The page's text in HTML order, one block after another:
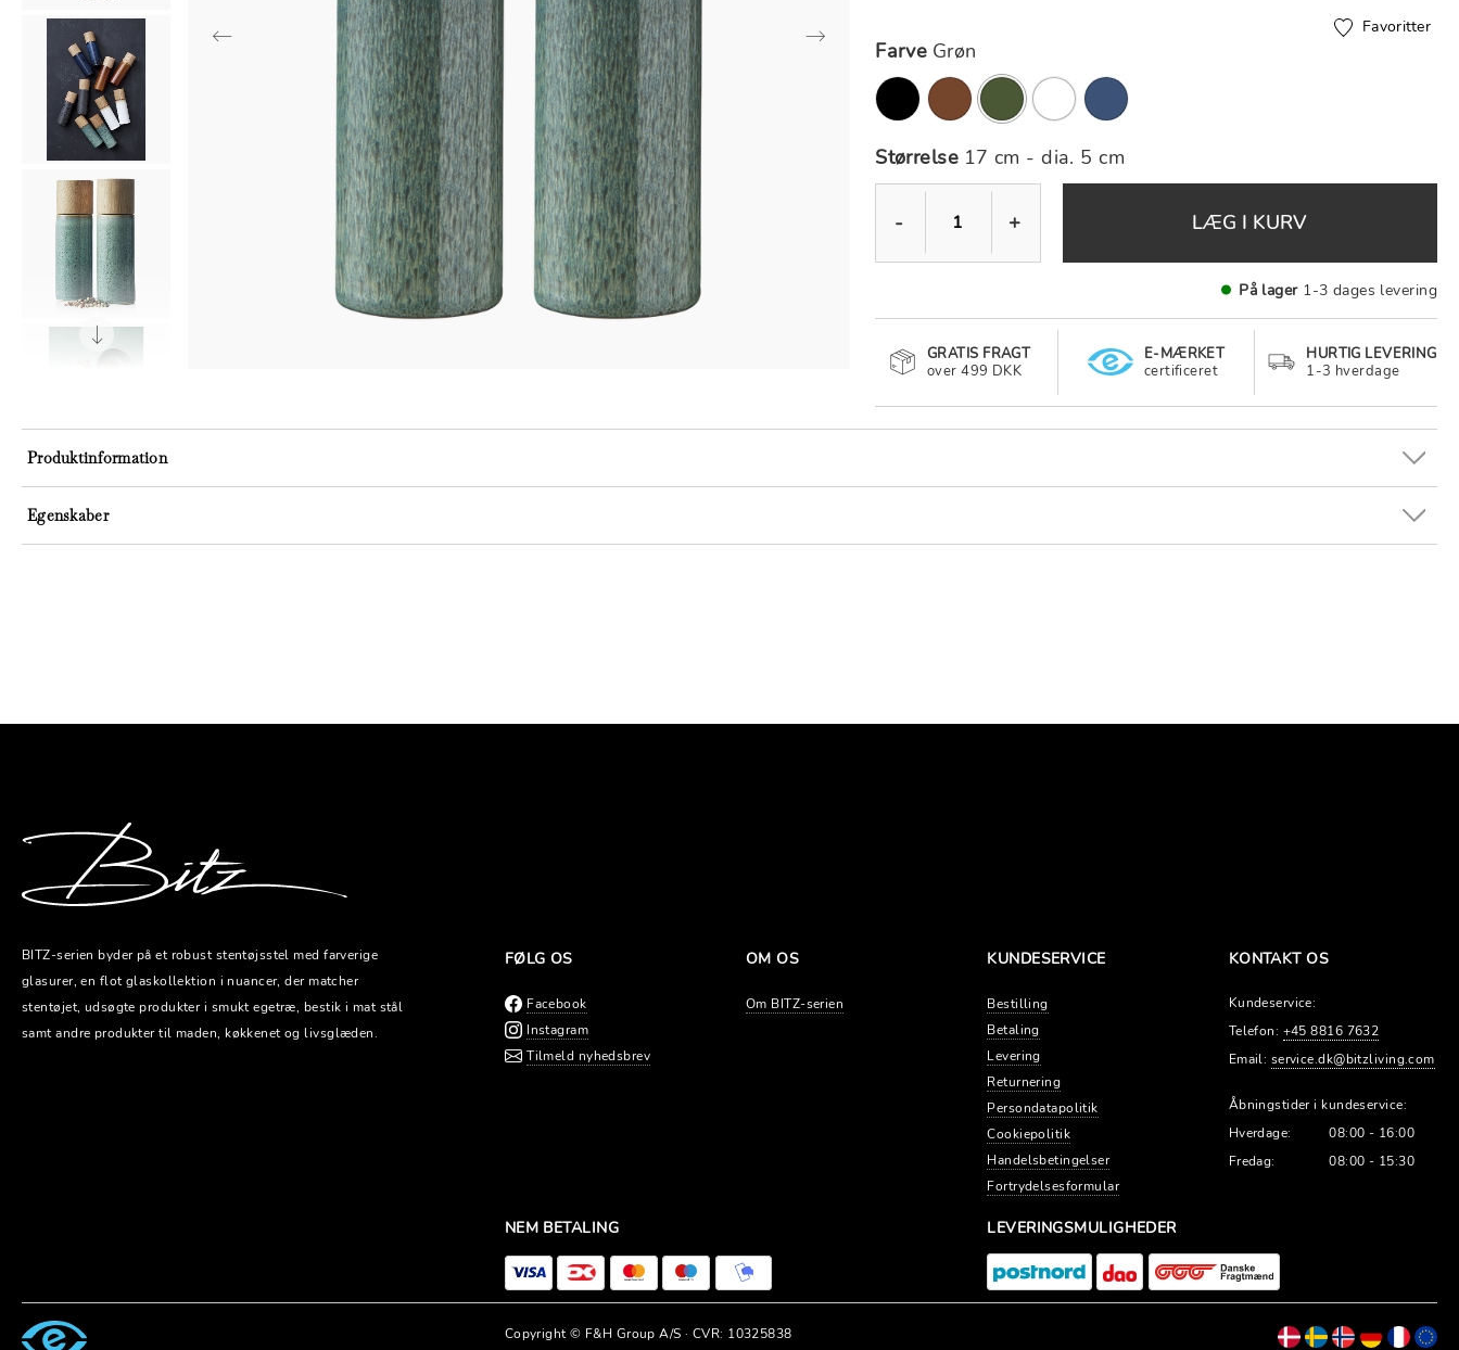
Favoritter
Farve Grøn
valgte
Størrelse 17 cm - dia. 5 cm
- + LÆG I KURV
På lager 1-3 dages levering
GRATIS FRAGT
over 499 DKK
E-MÆRKET
certificeret
HURTIG LEVERING
1-3 hverdage
Egenskaber
Produktinformation
BITZ-serien byder på et robust stentøjsstel med farverige
glasurer, en flot glaskollektion i nuancer, der matcher
stentøjet, udsøgte produkter i smukt egetræ, bestik i mat stål
samt andre produkter til maden, køkkenet og livsglæden.
FØLG OS
Facebook
Instagram
Tilmeld nyhedsbrev
OM OS
Om BITZ-serien
KUNDESERVICE
Bestilling
Betaling
Levering
Returnering
Persondatapolitik
Cookiepolitik
Handelsbetingelser
Fortrydelsesformular
KONTAKT OS
Kundeservice:
Telefon: +45 8816 7632
Email: service.dk@bitzliving.com
Åbningstider i kundeservice:
Hverdage:
08:00 - 16:00
Fredag:
08:00 - 15:30
NEM BETALING LEVERINGSMULIGHEDER
Copyright © F&H Group A/S · CVR: 10325838